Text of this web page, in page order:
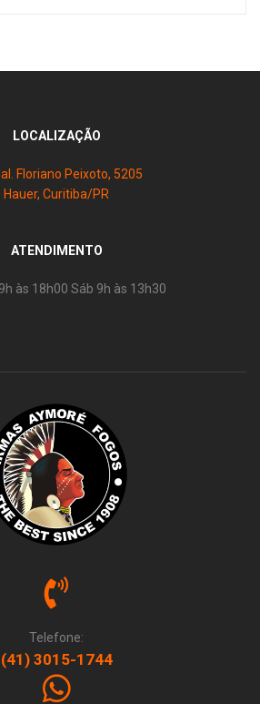
LOCALIZAÇÃO
Floriano Peixoto, 5205
Hauer, Curitiba/PR
ATENDIMENTO
às 18h00 Sáb 9h às 13h30
Telefone:
(41) 3015-1744